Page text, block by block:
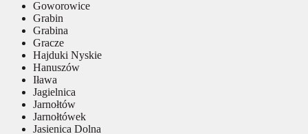
Goworowice
Grabin
Grabina
Gracze
Hajduki Nyskie
Hanuszów
Iława
Jagielnica
Jarnołtów
Jarnołtówek
Jasienica Dolna